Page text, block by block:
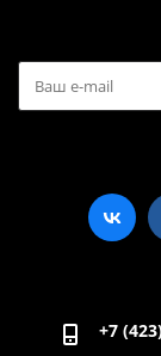
+7